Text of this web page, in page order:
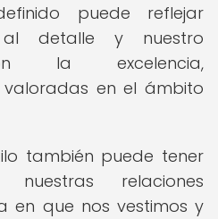
puede reflejar
al detalle y nuestro
la excelencia,
en el ámbito
también puede tener
relaciones
en que nos vestimos y